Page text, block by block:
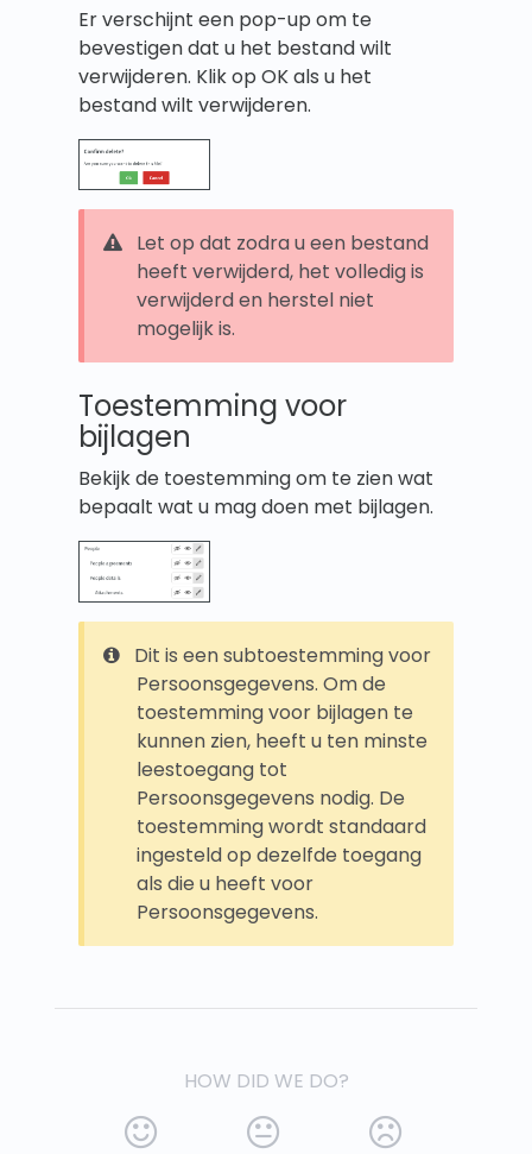
Er verschijnt een pop-up om te
bevestigen dat u het bestand wilt
verwijderen. Klik op OK als u het
bestand wilt verwijderen.
Let op dat zodra u een bestand
heeft verwijderd, het volledig is
verwijderd en herstel niet
mogelijk is.
Toestemming voor
bijlagen
Bekijk de toestemming om te zien wat
bepaalt wat u mag doen met bijlagen.
Dit is een subtoestemming voor
Persoonsgegevens. Om de
toestemming voor bijlagen te
kunnen zien, heeft u ten minste
leestoegang tot
Persoonsgegevens nodig. De
toestemming wordt standaard
ingesteld op dezelfde toegang
als die u heeft voor
Persoonsgegevens.
HOW DID WE DO?